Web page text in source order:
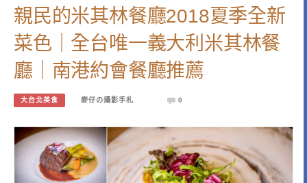
親民的米其林餐廳2018夏季全新
菜色｜全台唯一義大利米其林餐
廳｜南港約會餐廳推薦
大台北美食 麥仔の攝影手札 0